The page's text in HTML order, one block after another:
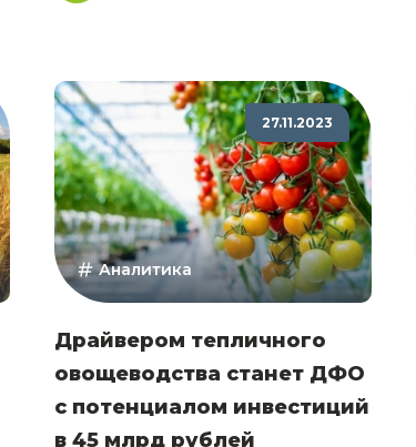
27.11.2023
Аналитика
Драйвером тепличного
овощеводства станет ДФО
с потенциалом инвестиций
в 45 млрд рублей